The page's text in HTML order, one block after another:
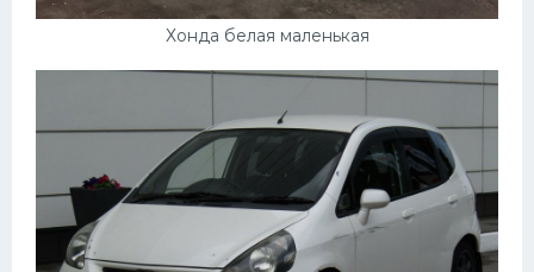
Хонда белая маленькая